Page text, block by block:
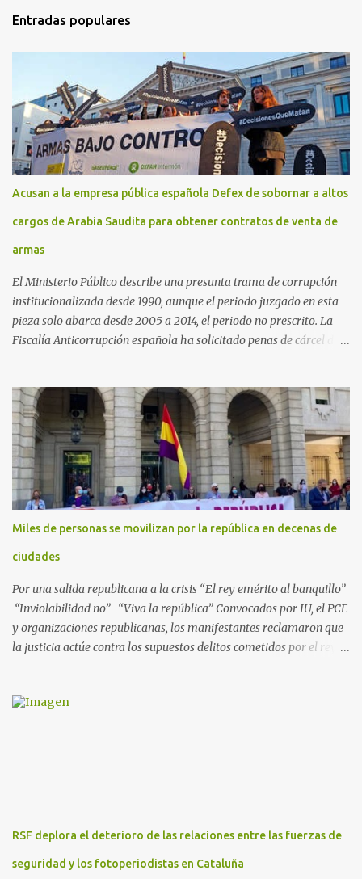
Entradas populares
Acusan a la empresa pública española Defex de sobornar a altos
cargos de Arabia Saudita para obtener contratos de venta de
armas
El Ministerio Público describe una presunta trama de corrupción
institucionalizada desde 1990, aunque el periodo juzgado en esta
pieza solo abarca desde 2005 a 2014, el periodo no prescrito. La
Fiscalía Anticorrupción española ha solicitado penas de cárcel de
Arabia Saudita a través de la empresa pública española Defex,
disuelta. El fiscal Conrado Saiz describe en su escrito de
conclusiones cómo la empresa pública Defex pagó comisiones
ilegales a diversas autoridades del régimen árabe entre 2005 y
2014, para obtener a cambio la materialización de los contratos. El
Ministerio Público lleva a cabo esta acusación en una de las piezas
separadas del llamado 'caso Defex', que investiga once ventas
ejecutadas en este periodo, y atribuye a José Ignacio Encinas
Charro, presidente de la compañía pública hasta 2013, los
Miles de personas se movilizan por la república en decenas de
ciudades
Por una salida republicana a la crisis “El rey emérito al banquillo”
“Inviolabilidad no” “Viva la república” Convocados por IU, el PCE
y organizaciones republicanas, los manifestantes reclamaron que
la justicia actúe contra los supuestos delitos cometidos por el rey
planificó en verano esta convocatoria como reacción a los
anticorrupción de los estados español y helvético ya están
investigando supuestos delitos de «cohecho internacional y
RSF deplora el deterioro de las relaciones entre las fuerzas de
seguridad y los fotoperiodistas en Cataluña